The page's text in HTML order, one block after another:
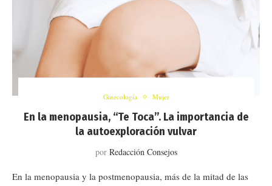
Ginecología Mujer
En la menopausia, “Te Toca”. La importancia de
la autoexploración vulvar
por Redacción Consejos
En la menopausia y la postmenopausia, más de la mitad de las